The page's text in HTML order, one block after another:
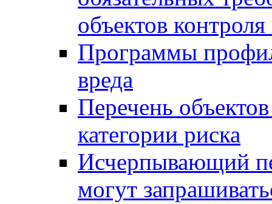
объектов
Программы
вреда
Перечень
категории риска
Исчерпывающий
могут